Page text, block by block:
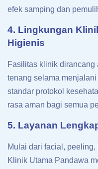
efek samping dan
4. Lingkungan
Higienis
Fasilitas klinik dirancang
tenang selama
standar protokol
rasa aman bagi semua
5. Layanan
Mulai dari facial,
Klinik Utama Pandawa